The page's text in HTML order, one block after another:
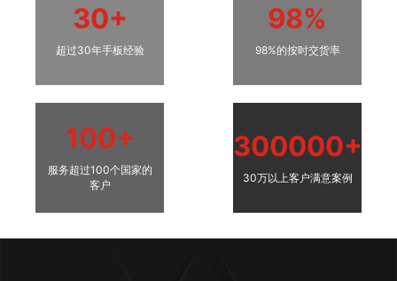
30+
超过30年手板经验
98%
98%的按时交货率
100+
服务超过100个国家的
客户
300000+
30万以上客户满意案例